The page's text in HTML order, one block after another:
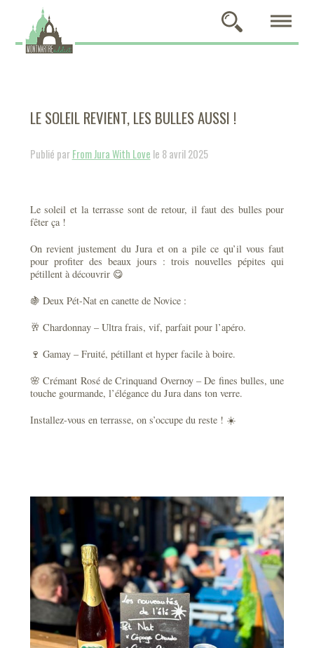
LE SOLEIL REVIENT, LES BULLES AUSSI !
Publié parFrom Jura With Love le 8 avril 2025
Le soleil et la terrasse sont de retour, il faut des bulles pour
fêter ça !
On revient justement du Jura et on a pile ce qu’il vous faut
pour profiter des beaux jours : trois nouvelles pépites qui
pétillent à découvrir 😋
🍇 Deux Pét-Nat en canette de Novice :
🥂 Chardonnay – Ultra frais, vif, parfait pour l’apéro.
🍷 Gamay – Fruité, pétillant et hyper facile à boire.
🌸 Crémant Rosé de Crinquand Overnoy – De fines bulles, une
touche gourmande, l’élégance du Jura dans ton verre.
Installez-vous en terrasse, on s’occupe du reste ! ☀️